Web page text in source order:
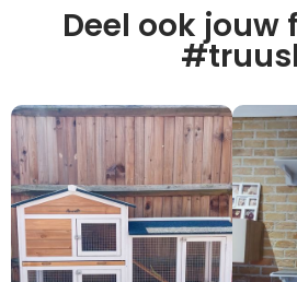
Deel ook jouw